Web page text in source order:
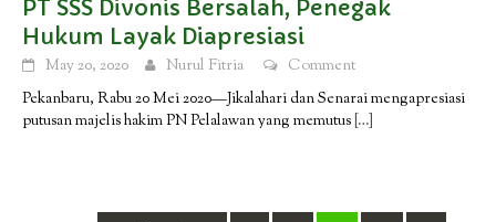
PT SSS Divonis Bersalah, Penegak
Hukum Layak Diapresiasi
May 20, 2020 Nurul Fitria
Comment
Pekanbaru, Rabu 20 Mei 2020—Jikalahari dan Senarai mengapresiasi
putusan majelis hakim PN Pelalawan yang memutus […]